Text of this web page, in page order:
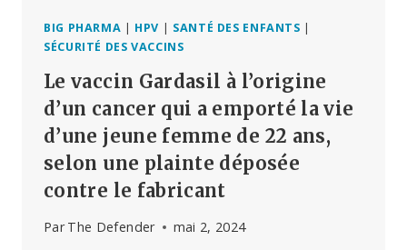
INFORMER
LES
BIG PHARMA | HPV | SANTÉ DES ENFANTS |
SÉCURITÉ DES VACCINS
Le vaccin Gardasil à l’origine
d’un cancer qui a emporté la vie
d’une jeune femme de 22 ans,
selon une plainte déposée
contre le fabricant
Par The Defender mai 2, 2024